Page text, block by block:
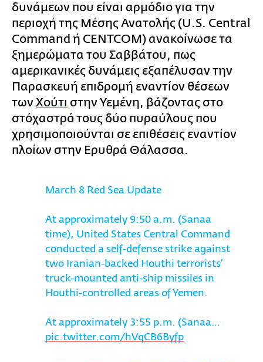
δυνάμεων που είναι αρμόδιο για την
περιοχή της Μέσης Ανατολής (U.S. Central
Command ή CENTCOM) ανακοίνωσε τα
ξημερώματα του Σαββάτου, πως
αμερικανικές δυνάμεις εξαπέλυσαν την
Παρασκευή επιδρομή εναντίον θέσεων
των Χούτι στην Υεμένη, βάζοντας στο
στόχαστρό τους δύο πυραύλους που
χρησιμοποιούνται σε επιθέσεις εναντίον
πλοίων στην Ερυθρά Θάλασσα.
March 8 Red Sea Update
At approximately 9:50 a.m. (Sanaa
time), United States Central Command
conducted a self-defense strike against
two Iranian-backed Houthi terrorists’
truck-mounted anti-ship missiles in
Houthi-controlled areas of Yemen.
At approximately 3:55 p.m. (Sanaa…
pic.twitter.com/hVqCB6Byfp